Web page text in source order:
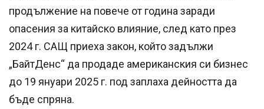
продължение на повече от година заради
опасения за китайско влияние, след като през
2024 г. САЩ приеха закон, който задължи
„БайтДенс“ да продаде американския си бизнес
до 19 януари 2025 г. под заплаха дейността да
бъде спряна.